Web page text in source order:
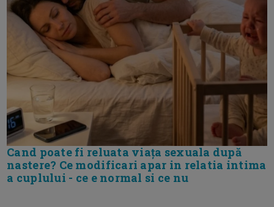
Cand poate fi reluata viața sexuala după
nastere? Ce modificari apar in relatia intima
a cuplului - ce e normal si ce nu